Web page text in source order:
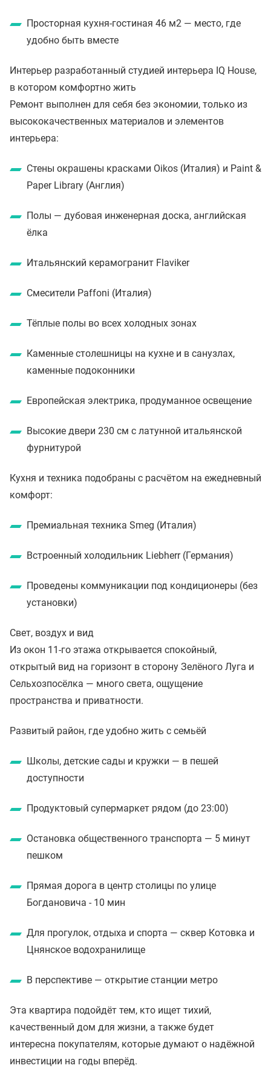
Просторная кухня-гостиная 46 м2 — место, где
удобно быть вместе
Интерьер разработанный студией интерьера IQ House,
в котором комфортно жить
Ремонт выполнен для себя без экономии, только из
высококачественных материалов и элементов
интерьера:
Стены окрашены красками Oikos (Италия) и Paint &
Paper Library (Англия)
Полы — дубовая инженерная доска, английская
ёлка
Итальянский керамогранит Flaviker
Смесители Paffoni (Италия)
Тёплые полы во всех холодных зонах
Каменные столешницы на кухне и в санузлах,
каменные подоконники
Европейская электрика, продуманное освещение
Высокие двери 230 см с латунной итальянской
фурнитурой
Кухня и техника подобраны с расчётом на ежедневный
комфорт:
Премиальная техника Smeg (Италия)
Встроенный холодильник Liebherr (Германия)
Проведены коммуникации под кондиционеры (без
установки)
Свет, воздух и вид
Из окон 11-го этажа открывается спокойный,
открытый вид на горизонт в сторону Зелёного Луга и
Сельхозпосёлка — много света, ощущение
пространства и приватности.
Развитый район, где удобно жить с семьёй
Школы, детские сады и кружки — в пешей
доступности
Продуктовый супермаркет рядом (до 23:00)
Остановка общественного транспорта — 5 минут
пешком
Прямая дорога в центр столицы по улице
Богдановича - 10 мин
Для прогулок, отдыха и спорта — сквер Котовка и
Цнянское водохранилище
В перспективе — открытие станции метро
Эта квартира подойдёт тем, кто ищет тихий,
качественный дом для жизни, а также будет
интересна покупателям, которые думают о надёжной
инвестиции на годы вперёд.